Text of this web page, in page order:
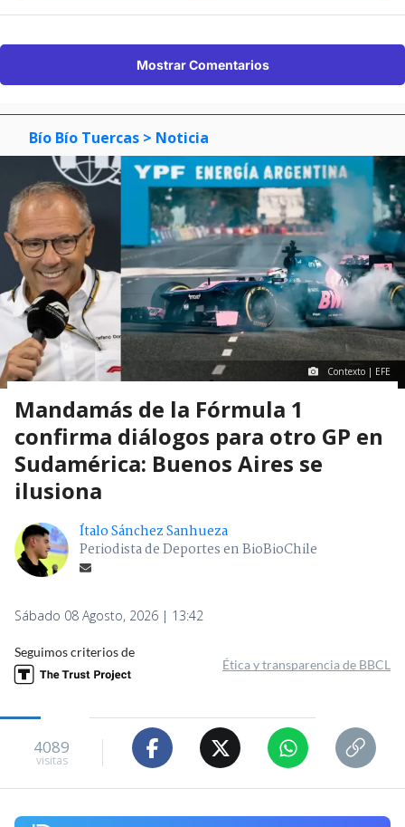
Mostrar Comentarios
Bío Bío Tuercas > Noticia
Contexto | EFE
Mandamás de la Fórmula 1
confirma diálogos para otro GP en
Sudamérica: Buenos Aires se
ilusiona
Ítalo Sánchez Sanhueza
Periodista de Deportes en BioBioChile
Sábado 08 Agosto, 2026 | 13:42
Seguimos criterios de
Ética y transparencia de BBCL
4089
visitas